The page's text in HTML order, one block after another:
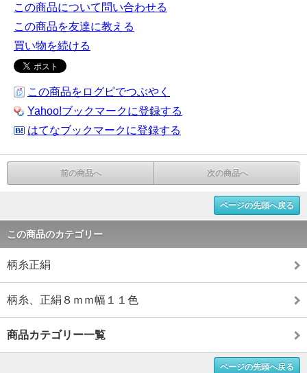
この商品について問い合わせる
この商品を友達に教える
買い物を続ける
この商品をログピでつぶやく
Yahoo!ブックマークに登録する
はてなブックマークに登録する
前の商品へ 次の商品へ
ページの先頭へ戻る
この商品のカテゴリー
柄糸正絹
柄糸、正絹８ｍｍ幅１１色
商品カテゴリー一覧
ページの先頭へ戻る